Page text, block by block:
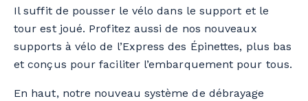
Il suffit de pousser le vélo dans le support et le
tour est joué. Profitez aussi de nos nouveaux
supports à vélo de l’Express des Épinettes, plus bas
et conçus pour faciliter l’embarquement pour tous.
En haut, notre nouveau système de débrayage